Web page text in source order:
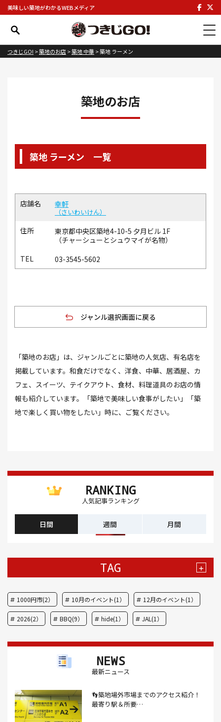
美味しい築地がわかるWEBメディア
つきじGO! >築地のお店>築地 中華>築地 ラーメン
築地のお店
築地 ラーメン 一覧
幸軒
さいわいけん
東京都中央区築地4-10-5 夕月ビル 1F
（チャーシューとシュウマイが名物）
03-3545-5602
ジャンル選択画面に戻る
「築地のお店」は、ジャンルごとに築地の人気店、有名店を
掲載しています。和食だけでなく、洋食、中華、居酒屋、カ
フェ、スイーツ、テイクアウト、食材、料理道具のお店の情
報も紹介しています。「築地で美味しい食事がしたい」「築
地で楽しく買い物をしたい」時に、ご覧ください。
RANKING
人気記事ランキング
日間 週間 月間
TAG +
1000円市(2） 10月のイベント(1） 12月のイベント(1）
2026(2） BBQ(9） hide(1） JAL(1）
アイスクリーム(1） アイスクリーム店(1）
アジフライ(1） アド街(3）
あなごめし(1） アパート探し(1） アルバイト(1）
アンテナショップ(1）
NEWS
最新ニュース
👣築地場外市場までのアクセス紹介！
最寄り駅＆所要…